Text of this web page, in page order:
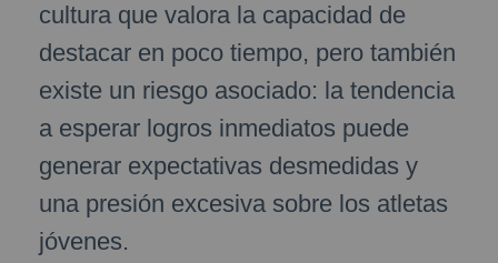
cultura que valora la capacidad de
destacar en poco tiempo, pero también
existe un riesgo asociado: la tendencia
a esperar logros inmediatos puede
generar expectativas desmedidas y
una presión excesiva sobre los atletas
jóvenes.